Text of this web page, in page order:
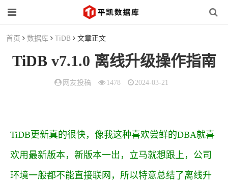
首页 数据库 TiDB 文章正文
TiDBv7.1.0 离线升级操作指南
网友投稿 1478 2024-03-21
TiDB更新真的很快，像我这种喜欢尝鲜的DBA就喜
欢用最新版本，新版本一出，立马就想跟上，公司
环境一般都不能直接联网，所以特意总结了离线升